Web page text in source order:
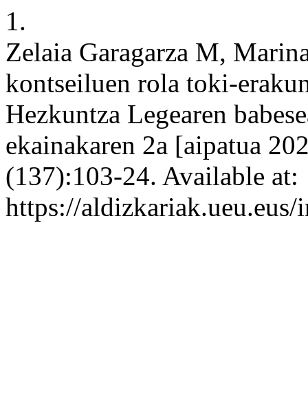
1.
Zelaia Garagarza M,
kontseiluen rola toki-
Hezkuntza Legearen
ekainakaren 2a [aipatua
(137):103-24. Available at:
https://